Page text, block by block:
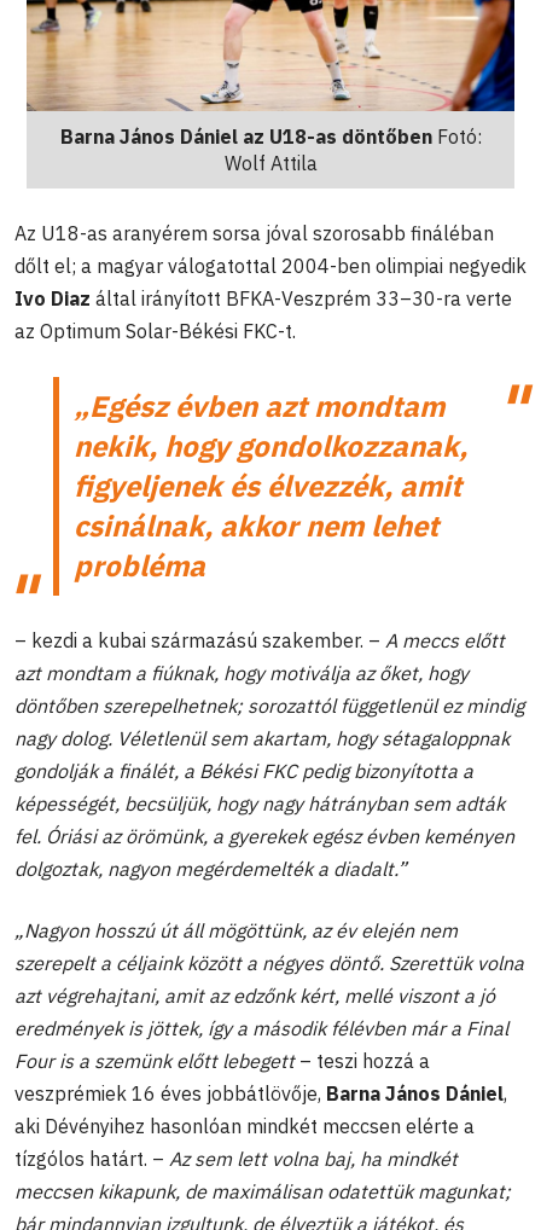
Barna János Dániel az U18-as döntőbenFotó:
Wolf Attila
Az U18-as aranyérem sorsa jóval szorosabb fináléban
dőlt el; a magyar válogatottal 2004-ben olimpiai negyedik
Ivo Diaz által irányított BFKA-Veszprém 33–30-ra verte
az Optimum Solar-Békési FKC-t.
„Egész évben azt mondtam
nekik, hogy gondolkozzanak,
figyeljenek és élvezzék, amit
csinálnak, akkor nem lehet
probléma
– kezdi a kubai származású szakember. – A meccs előtt
azt mondtam a fiúknak, hogy motiválja az őket, hogy
döntőben szerepelhetnek; sorozattól függetlenül ez mindig
nagy dolog. Véletlenül sem akartam, hogy sétagaloppnak
gondolják a finálét, a Békési FKC pedig bizonyította a
képességét, becsüljük, hogy nagy hátrányban sem adták
fel. Óriási az örömünk, a gyerekek egész évben keményen
dolgoztak, nagyon megérdemelték a diadalt.”
„Nagyon hosszú út áll mögöttünk, az év elején nem
szerepelt a céljaink között a négyes döntő. Szerettük volna
azt végrehajtani, amit az edzőnk kért, mellé viszont a jó
eredmények is jöttek, így a második félévben már a Final
Four is a szemünk előtt lebegett– teszi hozzá a
veszprémiek 16 éves jobbátlövője, Barna János Dániel,
aki Dévényihez hasonlóan mindkét meccsen elérte a
tízgólos határt. – Az sem lett volna baj, ha mindkét
meccsen kikapunk, de maximálisan odatettük magunkat;
bár mindannyian izgultunk, de élveztük a játékot, és